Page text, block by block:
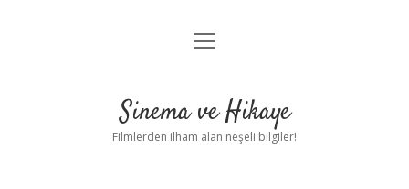
Gizlilik Politikası
Yasal Uyarı
menüyü
Sinema ve Hikaye
Filmlerden ilham alan neşeli bilgiler!